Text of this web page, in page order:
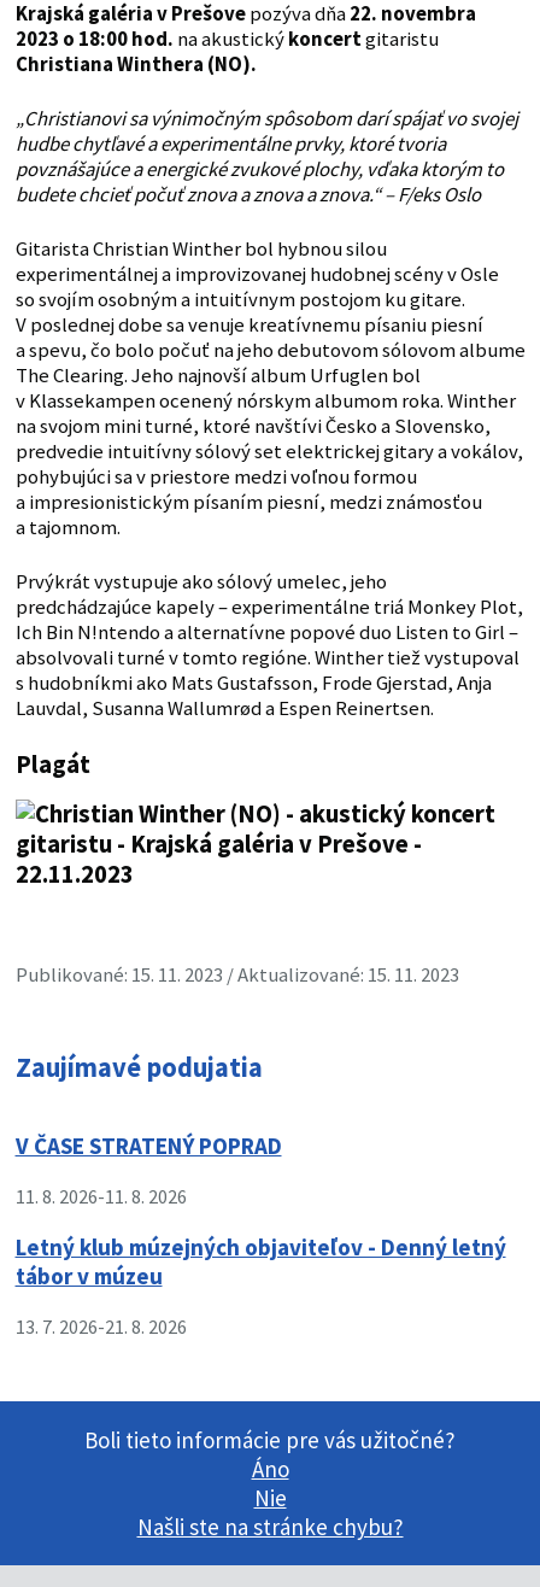
Krajská galéria v Prešovepozýva dňa22. novembra
2023 o 18:00 hod. na akustickýkoncertgitaristu
Christiana Winthera (NO).
„Christianovi sa výnimočným spôsobom darí spájať vo svojej
hudbe chytľavé a experimentálne prvky, ktoré tvoria
povznášajúce a energické zvukové plochy, vďaka ktorým to
budete chcieť počuť znova a znova a znova.“ – F/eks Oslo
Gitarista Christian Winther bol hybnou silou
experimentálnej a improvizovanej hudobnej scény v Osle
so svojím osobným a intuitívnym postojom ku gitare.
V poslednej dobe sa venuje kreatívnemu písaniu piesní
a spevu, čo bolo počuť na jeho debutovom sólovom albume
The Clearing. Jeho najnovší album Urfuglen bol
v Klassekampen ocenený nórskym albumom roka. Winther
na svojom mini turné, ktoré navštívi Česko a Slovensko,
predvedie intuitívny sólový set elektrickej gitary a vokálov,
pohybujúci sa v priestore medzi voľnou formou
a impresionistickým písaním piesní, medzi známosťou
a tajomnom.
Prvýkrát vystupuje ako sólový umelec, jeho
predchádzajúce kapely – experimentálne triá Monkey Plot,
Ich Bin N!ntendo a alternatívne popové duo Listen to Girl –
absolvovali turné v tomto regióne. Winther tiež vystupoval
s hudobníkmi ako Mats Gustafsson, Frode Gjerstad, Anja
Lauvdal, Susanna Wallumrød a Espen Reinertsen.
Plagát
Publikované: 15. 11. 2023 / Aktualizované: 15. 11. 2023
Zaujímavé podujatia
V ČASE STRATENÝ POPRAD
11. 8. 2026-11. 8. 2026
Letný klub múzejných objaviteľov - Denný letný
tábor v múzeu
13. 7. 2026-21. 8. 2026
Boli tieto informácie pre vás užitočné?
Áno
Nie
Našli ste na stránke chybu?